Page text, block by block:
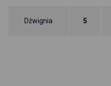
Dźwignia 5